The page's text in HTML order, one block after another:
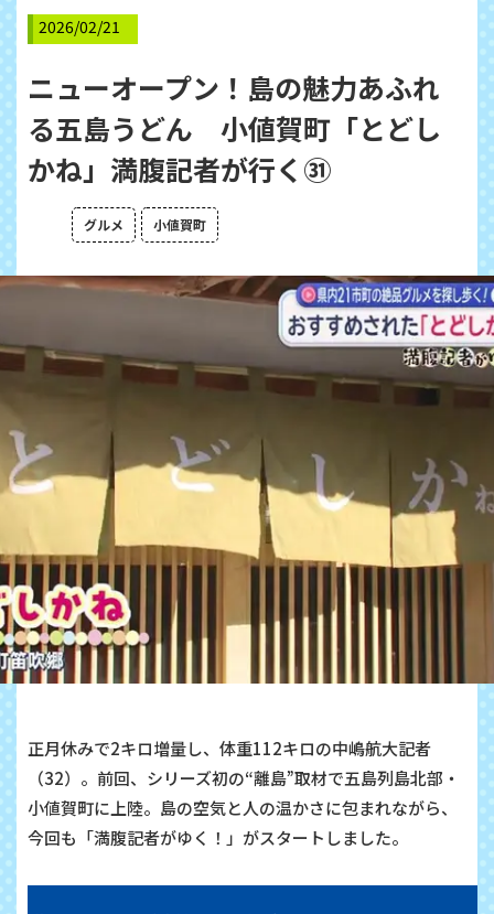
2026/02/21
ニューオープン！島の魅力あふれ
る五島うどん 小値賀町「とどし
かね」満腹記者が行く㉛
グルメ 小値賀町
正月休みで2キロ増量し、体重112キロの中嶋航大記者
（32）。前回、シリーズ初の“離島”取材で五島列島北部・
小値賀町に上陸。島の空気と人の温かさに包まれながら、
今回も「満腹記者がゆく！」がスタートしました。